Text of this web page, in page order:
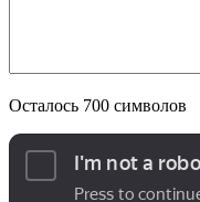
Осталось 700 символов